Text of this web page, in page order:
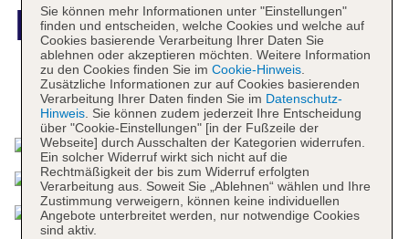
Francisco
Das bietet Ihre Unterkunft
Sie können mehr Informationen unter "Einstellungen"
finden und entscheiden, welche Cookies und welche auf
Cookies basierende Verarbeitung Ihrer Daten Sie
ablehnen oder akzeptieren möchten. Weitere Information
zu den Cookies finden Sie im Cookie-Hinweis.
Zusätzliche Informationen zur auf Cookies basierenden
Verarbeitung Ihrer Daten finden Sie im Datenschutz-
Hinweis. Sie können zudem jederzeit Ihre Entscheidung
über "Cookie-Einstellungen" [in der Fußzeile der
Webseite] durch Ausschalten der Kategorien widerrufen.
Ein solcher Widerruf wirkt sich nicht auf die
Rechtmäßigkeit der bis zum Widerruf erfolgten
Verarbeitung aus. Soweit Sie „Ablehnen“ wählen und Ihre
Zustimmung verweigern, können keine individuellen
Angebote unterbreitet werden, nur notwendige Cookies
sind aktiv.